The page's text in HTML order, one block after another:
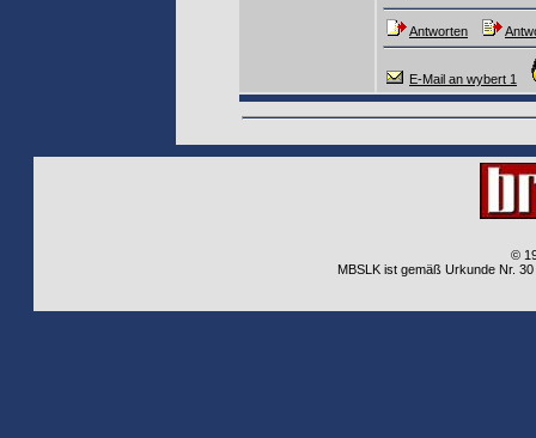
Antworten
E-Mail an wybert 1
©
MBSLK ist gemäß Urkunde Nr.